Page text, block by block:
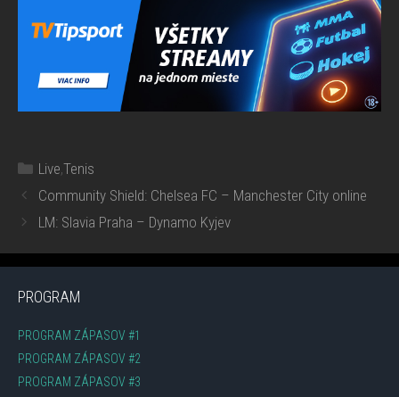
Kategórie
Live,Tenis
Community Shield: Chelsea FC – Manchester City online
LM: Slavia Praha – Dynamo Kyjev
PROGRAM
PROGRAM ZÁPASOV #1
PROGRAM ZÁPASOV #2
PROGRAM ZÁPASOV #3